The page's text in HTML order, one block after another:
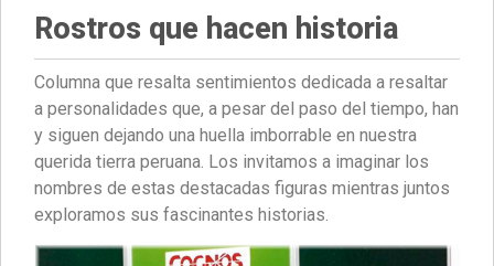
Rostros que hacen historia
Columna que resalta sentimientos dedicada a resaltar
a personalidades que, a pesar del paso del tiempo, han
y siguen dejando una huella imborrable en nuestra
querida tierra peruana. Los invitamos a imaginar los
nombres de estas destacadas figuras mientras juntos
exploramos sus fascinantes historias.